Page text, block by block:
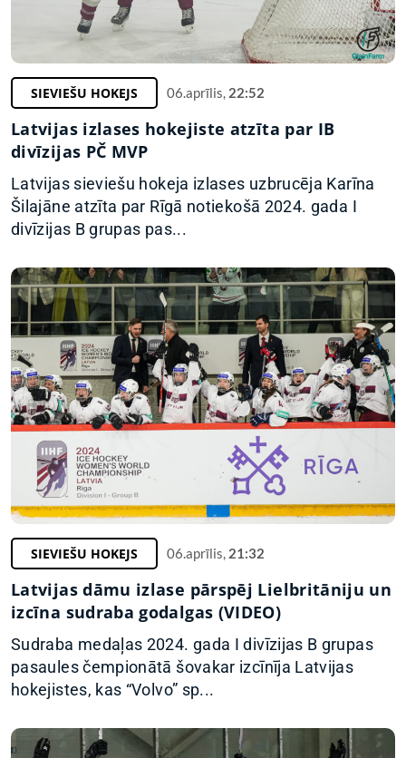
SIEVIEŠU HOKEJS 06.aprīlis, 22:52
Latvijas izlases hokejiste atzīta par IB
divīzijas PČ MVP
Latvijas sieviešu hokeja izlases uzbrucēja Karīna
Šilajāne atzīta par Rīgā notiekošā 2024. gada I
divīzijas B grupas pas...
SIEVIEŠU HOKEJS 06.aprīlis, 21:32
Latvijas dāmu izlase pārspēj Lielbritāniju un
izcīna sudraba godalgas (VIDEO)
Sudraba medaļas 2024. gada I divīzijas B grupas
pasaules čempionātā šovakar izcīnīja Latvijas
hokejistes, kas “Volvo” sp...